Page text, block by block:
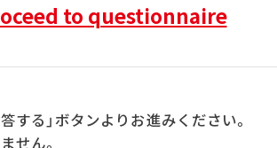
to questionnaire
る」ボタンよりお進みください。
せん。